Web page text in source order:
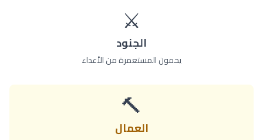
⚔️
الجنود
يحمون المستعمرة من الأعداء
🔨
العمال